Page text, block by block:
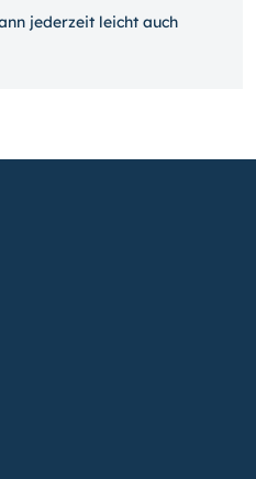
jeder­zeit leicht auch